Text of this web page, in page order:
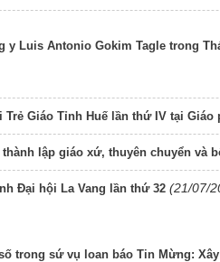
y Luis Antonio Gokim Tagle trong
Giáo Tỉnh Huế lần thứ IV tại Giáo
thành lập giáo xứ, thuyên chuyển và
Đại hội La Vang lần thứ 32 (21/07/
trong sứ vụ loan báo Tin Mừng: